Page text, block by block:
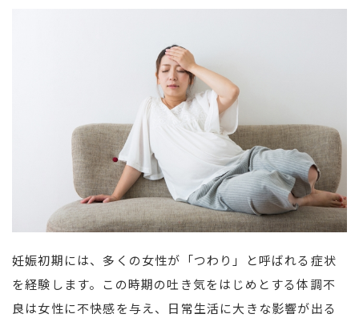
妊娠初期には、多くの女性が「つわり」と呼ばれる症状
を経験します。この時期の吐き気をはじめとする体調不
良は女性に不快感を与え、日常生活に大きな影響が出る